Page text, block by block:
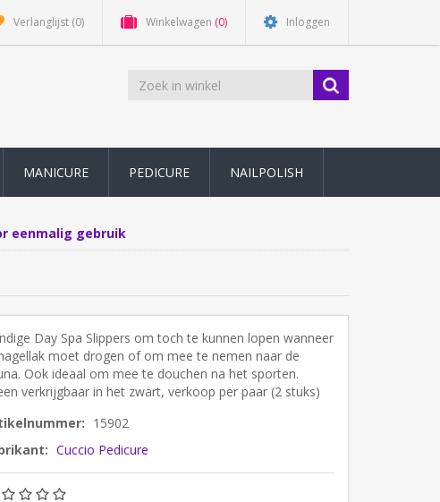
Verlanglijst (0) Winkelwagen (0) Inloggen
MANICURE PEDICURE NAILPOLISH
eenmalig gebruik
Day Spa Slippers om toch te kunnen lopen wanneer
moet drogen of om mee te nemen naar de
Ook ideaal om mee te douchen na het sporten.
verkrijgbaar in het zwart, verkoop per paar (2 stuks)
15902
Cuccio Pedicure